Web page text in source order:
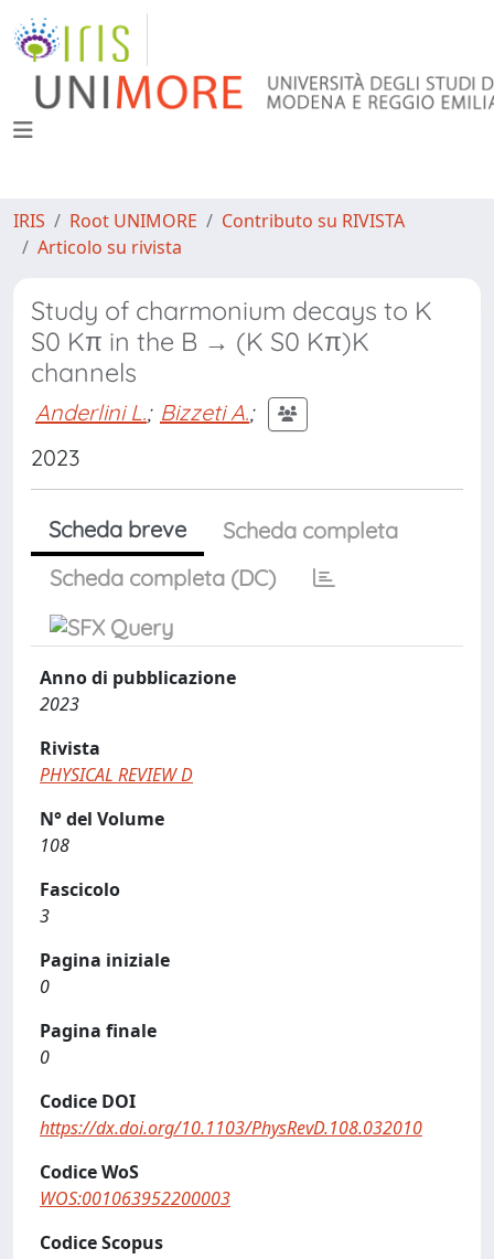
IRIS Root UNIMORE
Contributo su RIVISTA
Articolo su rivista
Study of charmonium decays to K
S0 Kπ in the B → (K S0 Kπ)K
channels
Anderlini L.; Bizzeti A.;
2023
Scheda breve
Scheda completa
Scheda completa (DC)
Anno di pubblicazione
2023
Rivista
PHYSICAL REVIEW D
N° del Volume
108
Fascicolo
3
Pagina iniziale
0
Pagina finale
0
Codice DOI
https://dx.doi.org/10.1103/PhysRevD.108.032010
Codice WoS
WOS:001063952200003
Codice Scopus